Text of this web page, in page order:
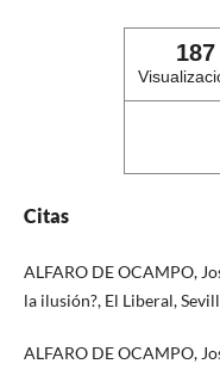
187
Citas
ALFARO DE OCAMPO,
la ilusión?, El Liberal,
ALFARO DE OCAMPO,